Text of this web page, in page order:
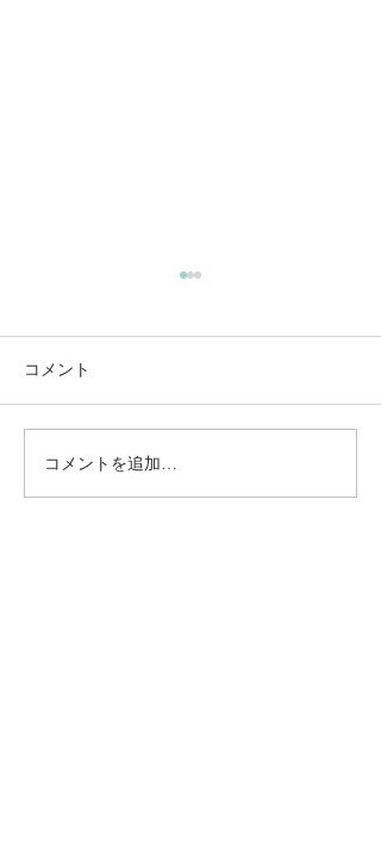
動かないところに、中心
がある。——ロジャース
コメント
コメントを追加…